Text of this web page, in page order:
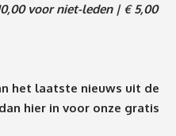
voor niet-leden | € 5,00
het laatste nieuws uit de
hier in voor onze gratis